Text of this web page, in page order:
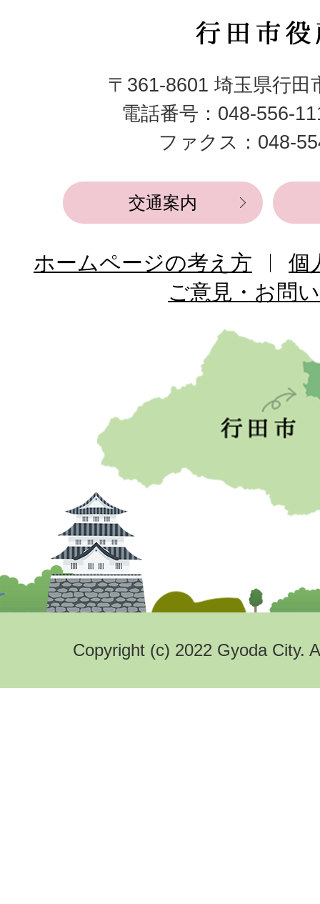
行
市
役
所
〒361-8601 埼玉県行田
電話番号：048-556-
ファクス：048-
交通案内
ホームページの考え方
個
ご意見・お問
Copyright (c) 2022 Gyoda City.